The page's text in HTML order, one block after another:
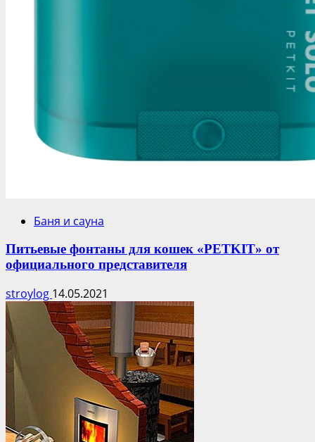
Баня и сауна
Питьевые фонтаны для кошек «PETKIT» от
официального представителя
stroylog 14.05.2021